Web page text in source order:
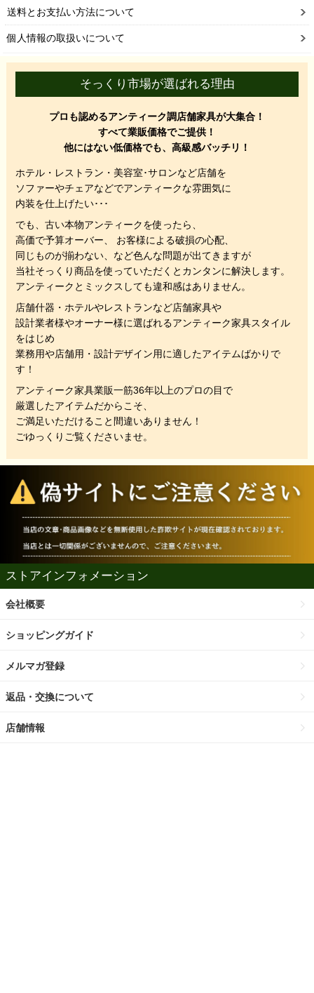
送料とお支払い方法について
個人情報の取扱いについて
そっくり市場が選ばれる理由
プロも認めるアンティーク調店舗家具が大集合！
すべて業販価格でご提供！
他にはない低価格でも、高級感バッチリ！
ホテル・レストラン・美容室･サロンなど店舗を
ソファーやチェアなどでアンティークな雰囲気に
内装を仕上げたい･･･
でも、 古い本物アンティークを使ったら、
高価で予算オーバー、 お客様による破損の心配、
同じものが揃わない、 など色んな問題が出てきますが
当社そっくり商品を使っていただくと カンタンに解決します。
アンティークとミックスしても違和感はありません。
店舗什器・ホテルやレストランなど店舗家具や
設計業者様やオーナー様に選ばれるアンティーク家具スタイル
をはじめ
業務用や店舗用・設計デザイン用に適したアイテムばかりで
す！
アンティーク家具業販一筋36年以上のプロの目で
厳選したアイテムだからこそ、
ご満足いただけること間違いありません！
ごゆっくりご覧くださいませ。
ストアインフォメーション
会社概要
ショッピングガイド
メルマガ登録
返品・交換について
店舗情報